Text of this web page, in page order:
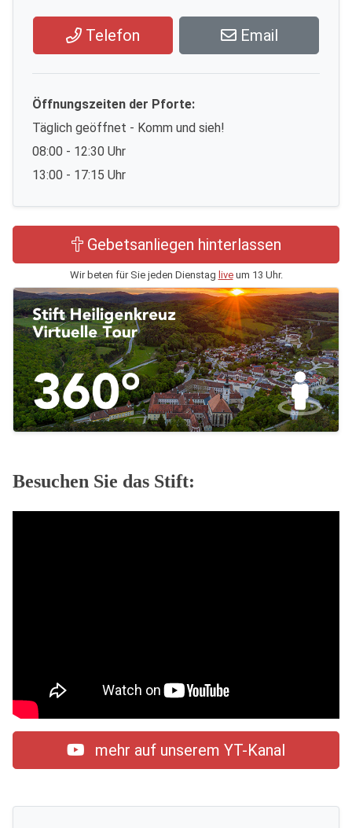
Telefon Email
Öffnungszeiten der Pforte:
Täglich geöffnet - Komm und sieh!
08:00 - 12:30 Uhr
13:00 - 17:15 Uhr
Gebetsanliegen hinterlassen
Wir beten für Sie jeden Dienstag liveum 13 Uhr.
Besuchen Sie das Stift:
mehr auf unserem YT-Kanal